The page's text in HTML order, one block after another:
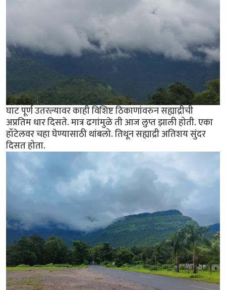
घाट पूर्ण उतरल्यावर काही विशिष्ट ठिकाणांवरुन सह्याद्रीची
अप्रतिम धार दिसते. मात्र ढगांमुळे ती आज लुप्त झाली होती. एका
हॉटेलवर चहा घेण्यासाठी थांबलो. तिथून सह्याद्री अतिशय सुंदर
दिसत होता.